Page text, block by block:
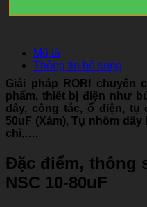
Mô tả
Thông tin bổ sung
Giải pháp RORI chuyên
phẩm, thiết bị điện như
dây, công tắc, ổ điện, tụ
50uF (Xám), Tụ nhôm
chì,….
Đặc điểm, thông
NSC 10-80uF